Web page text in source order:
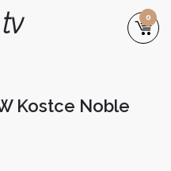
0
Kostce Noble